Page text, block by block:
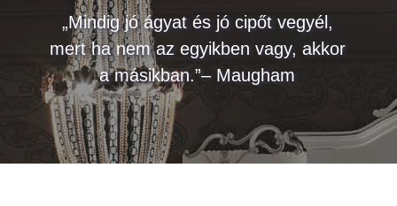
„Mindig jó ágyat és jó cipőt vegyél,
mert ha nem az egyikben vagy, akkor
a másikban.”– Maugham